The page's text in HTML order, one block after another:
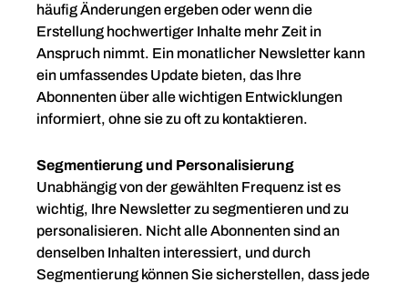
häufig Änderungen ergeben oder wenn die
Erstellung hochwertiger Inhalte mehr Zeit in
Anspruch nimmt. Ein monatlicher Newsletter kann
ein umfassendes Update bieten, das Ihre
Abonnenten über alle wichtigen Entwicklungen
informiert, ohne sie zu oft zu kontaktieren.
Segmentierung und Personalisierung
Unabhängig von der gewählten Frequenz ist es
wichtig, Ihre Newsletter zu segmentieren und zu
personalisieren. Nicht alle Abonnenten sind an
denselben Inhalten interessiert, und durch
Segmentierung können Sie sicherstellen, dass jede